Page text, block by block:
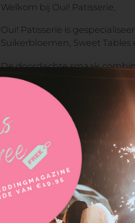
Welkom bij Oui! Patisserie,
Oui! Patisserie is
Suikerbloemen, Sweet Tables
De doordachte smaak
een sensatie is bij Oui!
Geen vast assortiment,
Pâtissier denkt graag met
Oui! Patisserie
Aalsmeerderweg 47, 1432 CK